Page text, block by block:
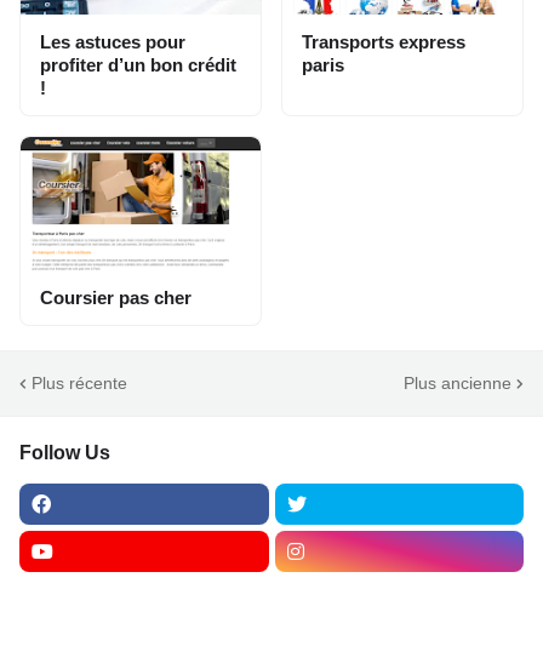
Les astuces pour
profiter d’un bon crédit
!
Transports express
paris
Coursier pas cher
Plus récente Plus ancienne
Follow Us